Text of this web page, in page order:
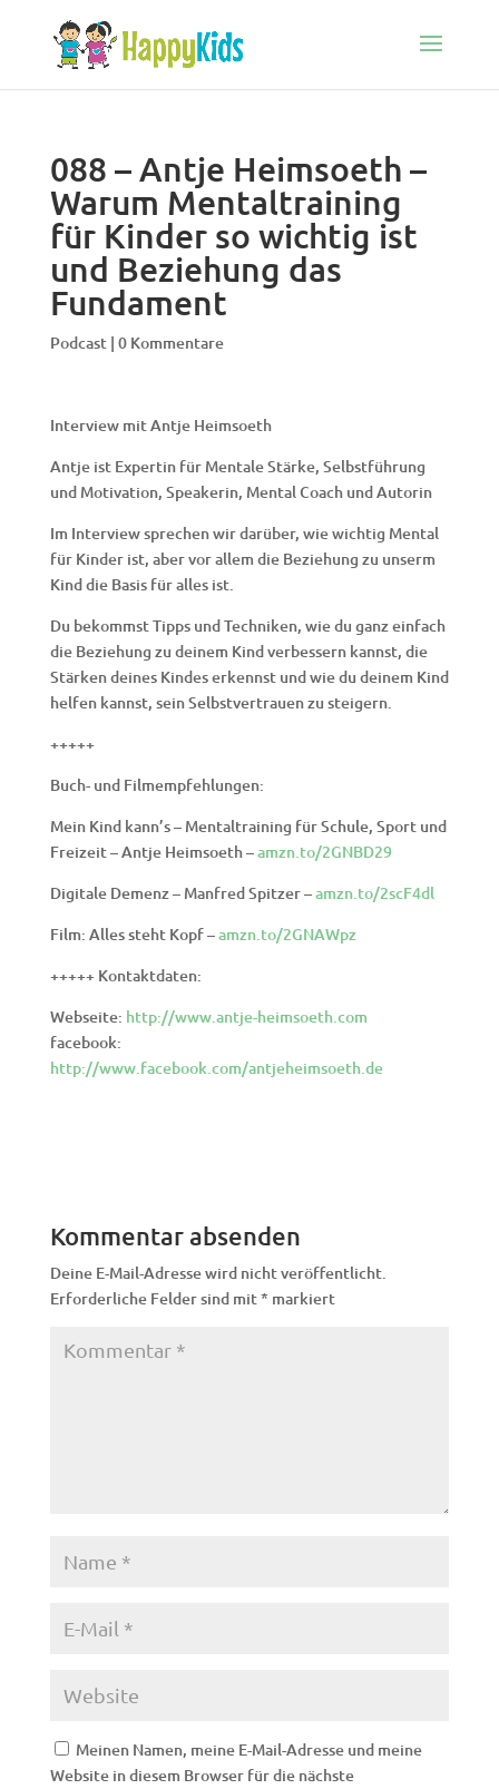
088 – Antje Heimsoeth –
Warum Mentaltraining
für Kinder so wichtig ist
und Beziehung das
Fundament
Podcast| 0 Kommentare
Interview mit Antje Heimsoeth
Antje ist Expertin für Mentale Stärke, Selbstführung
und Motivation, Speakerin, Mental Coach und Autorin
Im Interview sprechen wir darüber, wie wichtig Mental
für Kinder ist, aber vor allem die Beziehung zu unserm
Kind die Basis für alles ist.
Du bekommst Tipps und Techniken, wie du ganz einfach
die Beziehung zu deinem Kind verbessern kannst, die
Stärken deines Kindes erkennst und wie du deinem Kind
helfen kannst, sein Selbstvertrauen zu steigern.
+++++
Buch- und Filmempfehlungen:
Mein Kind kann’s – Mentaltraining für Schule, Sport und
Freizeit – Antje Heimsoeth –amzn.to/2GNBD29
Digitale Demenz – Manfred Spitzer –amzn.to/2scF4dl
Film: Alles steht Kopf –amzn.to/2GNAWpz
+++++ Kontaktdaten:
Webseite: http://www.antje-heimsoeth.com
facebook:
http://www.facebook.com/antjeheimsoeth.de
Kommentar absenden
Deine E-Mail-Adresse wird nicht veröffentlicht.
Erforderliche Felder sind mit* markiert
Meinen Namen, meine E-Mail-Adresse und meine
Website in diesem Browser für die nächste